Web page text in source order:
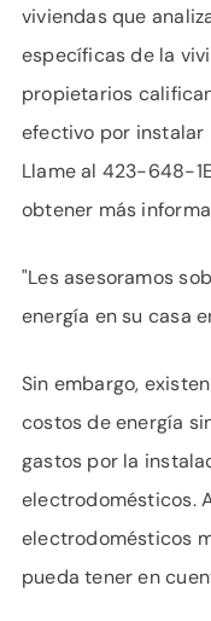
viviendas que
específicas de la
propietarios
efectivo por instalar
Llame al 423-648-
obtener más
"Les asesoramos
energía en su casa
Sin embargo,
costos de energía
gastos por la
electrodomésticos.
electrodomésticos
pueda tener en